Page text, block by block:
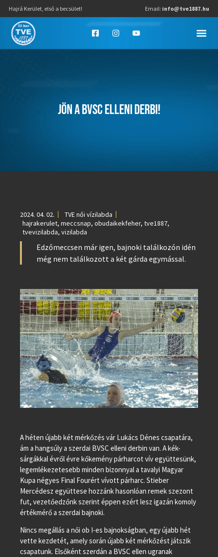
Hajrá Kerület, első a becsület! Email: info@tve1887.hu
JÖN A BVSC ELLENI DERBI!
2024. 04. 02.
TVE női vízilabda
hajrakerulet, meccsnap, obudaikekfeher, tve1887,
tvevizilabda, vizilabda
Edzőmeccsen már igen, bajnoki találkozón idén
még nem találkozott a két gárda egymással.
A héten újabb két mérkőzés vár Lukács Dénes csapatára,
ám a hangsúly a szerdai BVSC elleni derbin van. A kék-
sárgákkal évről évre kőkemény párharcot vív együttesünk,
legemlékezetesebb minden bizonnyal a tavalyi Magyar
Kupa négyes Final Fourért vívott párharc. Stieber
Mercédesz együttese hozzánk hasonlóan remek szezont
fut, vezetőedzőnk szerint éppen ezért lesz igazán komoly
értékmérő a szerdai bajnoki.
Nincs megállás a női ob I-es bajnokságban, egy újabb hét
vette kezdetét, amely során újabb két mérkőzést játszik
csapatunk. Elsőként szerdán a BVSC ellen ugranak